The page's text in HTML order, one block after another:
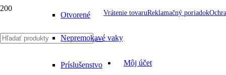
Vrátenie tovaruReklamačný poriadok
Môj účet
Otvorené
Príslušenstvo
Nepremokavé vaky